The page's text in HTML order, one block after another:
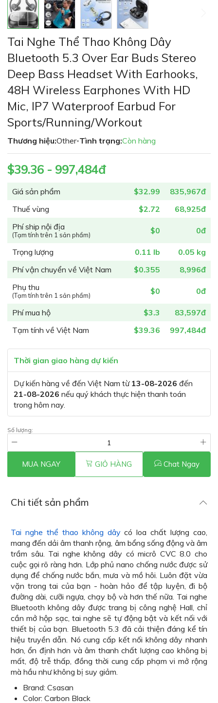
đến
phần
của
thư
hình
ảnh
Tai Nghe Thể Thao Không Dây
Bluetooth 5.3 Over Ear Buds Stereo
Deep Bass Headset With Earhooks,
48H Wireless Earphones With HD
Mic, IP7 Waterproof Earbud For
Sports/Running/Workout
Thương hiệu:Other•Tình trạng:Còn hàng
Giá sản phẩm $32.99
835,967đ
Thuế vùng
$2.72
68,925đ
Phí ship nội địa
(Tạm tính trên 1 sản phẩm) $0 0đ
Trọng lượng 0.11 lb
0.05 kg
Phí vận chuyển về Việt Nam
$0.355
8,996đ
Phụ thu
(Tạm tính trên 1 sản phẩm) $0 0đ
Phí mua hộ $3.3
83,597đ
Tạm tính về Việt Nam
$39.36 997,484đ
$39.36 - 997,484đ
Thời gian giao hàng dự kiến
Dự kiến hàng về đến Việt Nam từ 13-08-2026 đến
21-08-2026 nếu quý khách thực hiện thanh toán
trong hôm nay.
Số lượng:
MUA NGAY GIỎ HÀNG Chat Ngay
Chi tiết sản phẩm
Tai nghe thể thao không dâycó loa chất lượng cao,
mang đến dải âm thanh rộng, âm bổng sống động và âm
trầm sâu. Tai nghe không dây có micrô CVC 8.0 cho
cuộc gọi rõ ràng hơn. Lớp phủ nano chống nước được sử
dụng để chống nước bắn, mưa và mồ hôi. Luôn đặt vừa
vặn trong tai của bạn - hoàn hảo để tập luyện, đi bộ
đường dài, cưỡi ngựa, chạy bộ và hơn thế nữa. Tai nghe
Bluetooth không dây được trang bị công nghệ Hall, chỉ
cần mở hộp sạc, tai nghe sẽ tự động bật và kết nối với
thiết bị của bạn. Bluetooth 5.3 đã cải thiện đáng kể tín
hiệu truyền dẫn. Nó cung cấp kết nối không dây nhanh
hơn, ổn định hơn và âm thanh chất lượng cao không bị
mất, độ trễ thấp, đồng thời cung cấp phạm vi mở rộng
mà hầu như không bị suy giảm.
Brand: Csasan
Color: Carbon Black